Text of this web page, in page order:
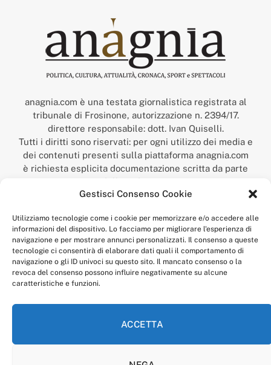
Gestisci Consenso Cookie
Utilizziamo tecnologie come i cookie per memorizzare e/o accedere alle
informazioni del dispositivo. Lo facciamo per migliorare l'esperienza di
navigazione e per mostrare annunci personalizzati. Il consenso a queste
tecnologie ci consentirà di elaborare dati quali il comportamento di
navigazione o gli ID univoci su questo sito. Il mancato consenso o la
revoca del consenso possono influire negativamente su alcune
caratteristiche e funzioni.
ACCETTA
anagnia.com è una testata giornalistica registrata al
tribunale di Frosinone, autorizzazione n. 2394/17.
direttore responsabile: dott. Ivan Quiselli.
Tutti i diritti sono riservati: per ogni utilizzo dei media e
dei contenuti presenti sulla piattaforma anagnia.com
è richiesta esplicita documentazione scritta da parte
della redazione.
“Anagnia” è un marchio registrato presso l’Ufficio Italiano
Economico,
num. registrazione: 302017000014044 del 9 febbraio 2017.
Per contatti:redazione@anagnia.com